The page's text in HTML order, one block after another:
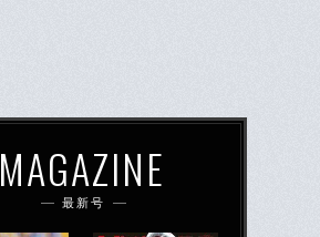
MAGAZINE
最新号